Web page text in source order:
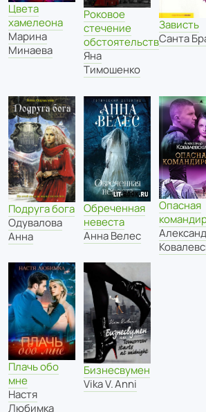
Цвета
хамелеона
Марина
Минаева
Роковое
стечение
обстоятельств
Яна
Тимошенко
Зависть
Санта
Подруга бога
Одувалова
Анна
Обреченная
невеста
Анна Велес
Опасная
Плачь обо
мне
Настя
Любимка
Бизнесвумен
Vika V. Anni